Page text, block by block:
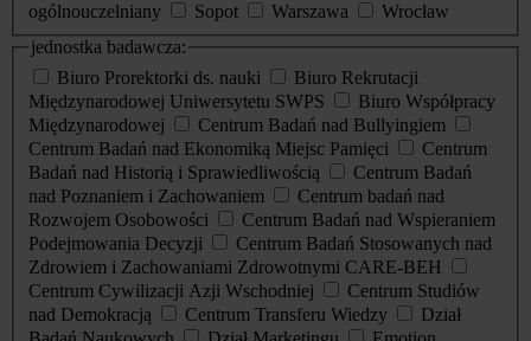
ogólnouczelniany
Sopot Warszawa
Wrocław
jednostka badawcza:
Biuro Prorektorki ds. nauki
Biuro Rekrutacji
Międzynarodowej Uniwersytetu SWPS
Biuro Współpracy
Międzynarodowej
Centrum Badań nad Bullyingiem
Centrum Badań nad Ekonomiką Miejsc Pamięci
Centrum
Badań nad Historią i Sprawiedliwością
Centrum Badań
nad Poznaniem i Zachowaniem
Centrum badań nad
Rozwojem Osobowości
Centrum Badań nad Wspieraniem
Podejmowania Decyzji
Centrum Badań Stosowanych nad
Zdrowiem i Zachowaniami Zdrowotnymi CARE-BEH
Centrum Cywilizacji Azji Wschodniej
Centrum Studiów
nad Demokracją
Centrum Transferu Wiedzy
Dział